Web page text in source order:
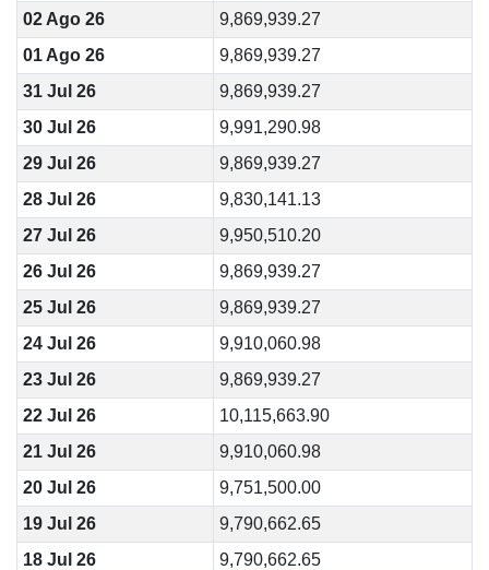
02 Ago 26
9,869,939.27
01 Ago 26
9,869,939.27
31 Jul 26
9,869,939.27
30 Jul 26
9,991,290.98
29 Jul 26
9,869,939.27
28 Jul 26
9,830,141.13
27 Jul 26
9,950,510.20
26 Jul 26
9,869,939.27
25 Jul 26
9,869,939.27
24 Jul 26
9,910,060.98
23 Jul 26
9,869,939.27
22 Jul 26
10,115,663.90
21 Jul 26
9,910,060.98
20 Jul 26
9,751,500.00
19 Jul 26
9,790,662.65
18 Jul 26
9,790,662.65